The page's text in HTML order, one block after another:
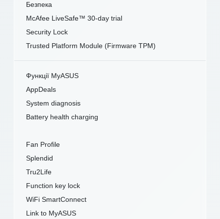
Безпека
McAfee LiveSafe™ 30-day trial
Security Lock
Trusted Platform Module (Firmware TPM)
Функції MyASUS
AppDeals
System diagnosis
Battery health charging
Fan Profile
Splendid
Tru2Life
Function key lock
WiFi SmartConnect
Link to MyASUS